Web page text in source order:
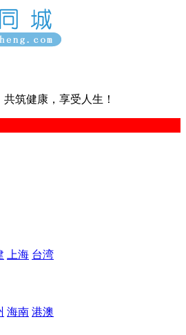
筑健康，享受人生！
上海 台湾
海南 港澳